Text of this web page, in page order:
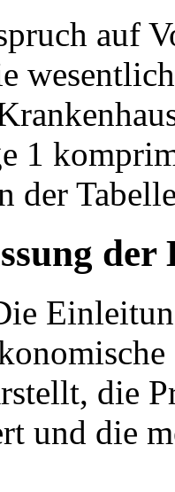
auf
1
der
die
und die